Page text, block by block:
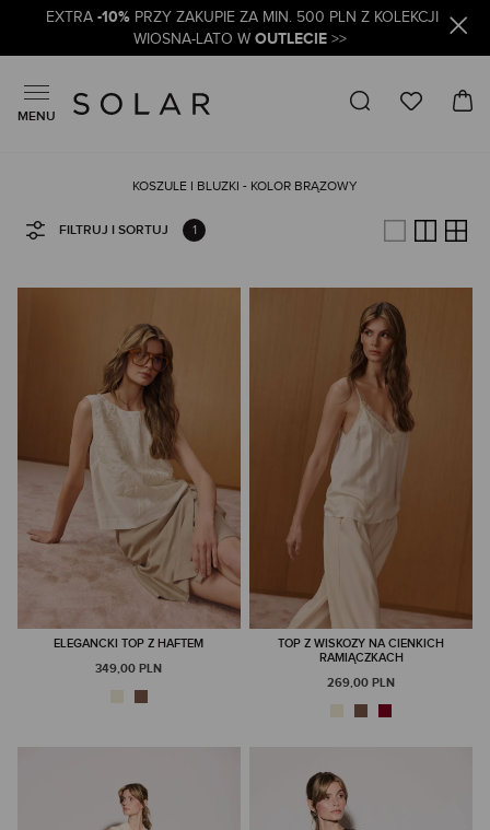
EXTRA -10% PRZY ZAKUPIE ZA MIN. 500 PLN Z KOLEKCJI
WIOSNA-LATO W OUTLECIE>>
MENU
KOSZULE I BLUZKI - KOLOR BRĄZOWY
FILTRUJ I SORTUJ 1
ELEGANCKI TOP Z HAFTEM
349,00 PLN
TOP Z WISKOZY NA CIENKICH
RAMIĄCZKACH
269,00 PLN